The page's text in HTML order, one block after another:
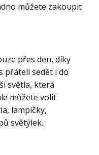
můžete zakoupit
přes den, díky
přáteli sedět i do
světla, která
můžete volit
lampičky,
světýlek.